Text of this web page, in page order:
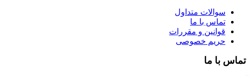
سوالات متداول
تماس با ما
قوانین و مقررات
حریم خصوصی
تماس با ما